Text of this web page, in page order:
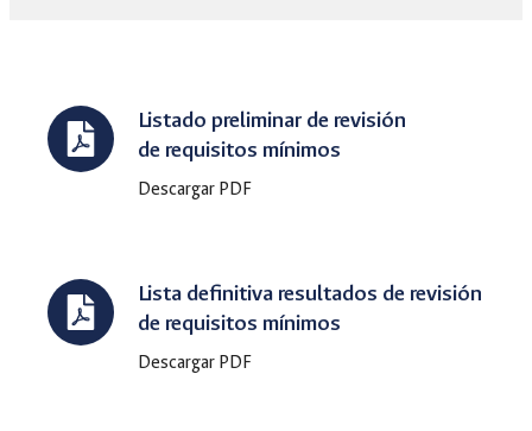
Listado preliminar de revisión
de requisitos mínimos
Descargar PDF
Lista definitiva resultados de revisión
de requisitos mínimos
Descargar PDF